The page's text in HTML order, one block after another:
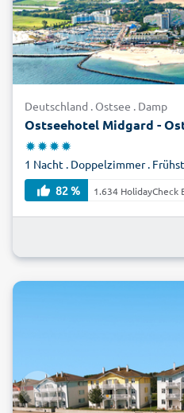
Deutschland . Ostsee . Damp
Ostseehotel Midgard -
1 Nacht . Doppelzimmer .
82 %
1.634 HolidayCheck